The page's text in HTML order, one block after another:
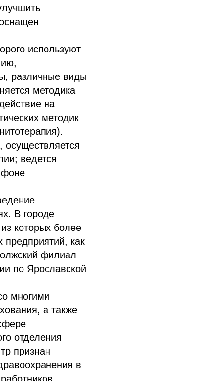
используют
различные виды
методика
на
методик
осуществляется
ведется
фоне
В городе
которых более
предприятий, как
филиал
по Ярославской
многими
а также
отделения
признан
в